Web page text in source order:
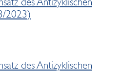
2023)
des Antizyklischen